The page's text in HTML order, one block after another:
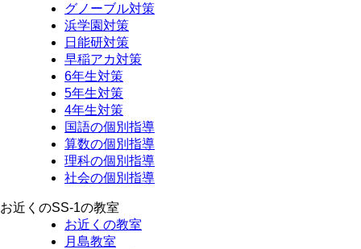
グノーブル対策
浜学園対策
日能研対策
早稲アカ対策
6年生対策
5年生対策
4年生対策
国語の個別指導
算数の個別指導
理科の個別指導
社会の個別指導
お近くのSS-1の教室
お近くの教室
月島教室